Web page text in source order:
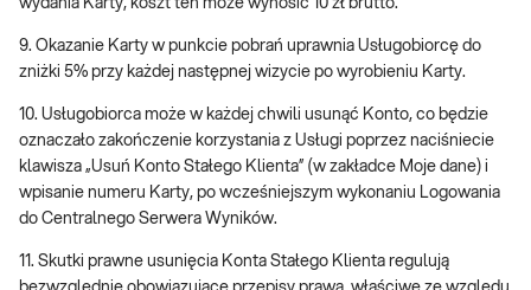
wydania Karty, koszt ten może wynosić 10 zł brutto.
9. Okazanie Karty w punkcie pobrań uprawnia Usługobiorcę do
zniżki 5% przy każdej następnej wizycie po wyrobieniu Karty.
10. Usługobiorca może w każdej chwili usunąć Konto, co będzie
oznaczało zakończenie korzystania z Usługi poprzez naciśniecie
klawisza „Usuń Konto Stałego Klienta” (w zakładce Moje dane) i
wpisanie numeru Karty, po wcześniejszym wykonaniu Logowania
do Centralnego Serwera Wyników.
11. Skutki prawne usunięcia Konta Stałego Klienta regulują